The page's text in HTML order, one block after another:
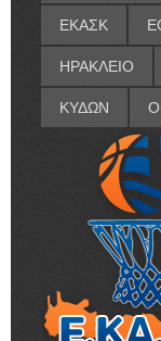
ΕΚΑΣΚ
ΗΡΑΚΛΕΙΟ
ΚΥΔΩΝ